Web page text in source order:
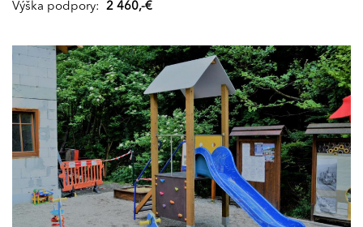
Výška podpory: 2 460,-€